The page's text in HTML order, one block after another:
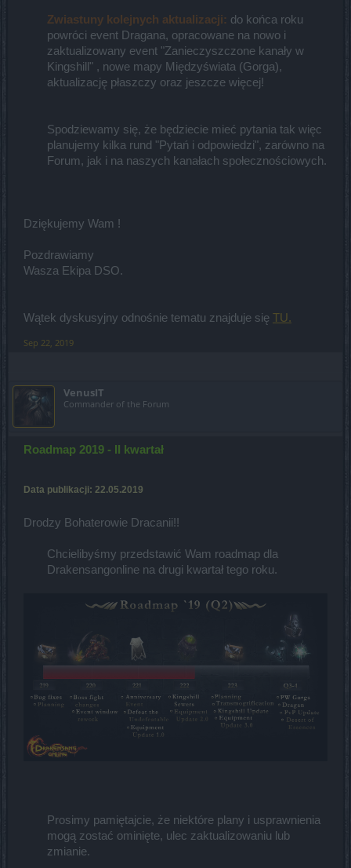
Zwiastuny kolejnych aktualizacji: do końca roku
powróci event Dragana, opracowane na nowo i
zaktualizowany event "Zanieczyszczone kanały w
Kingshill" , nowe mapy Międzyświata (Gorga),
aktualizację płaszczy oraz jeszcze więcej!
Spodziewamy się, że będziecie mieć pytania tak więc
planujemy kilka rund "Pytań i odpowiedzi", zarówno na
Forum, jak i na naszych kanałach społecznościowych.​
Dziękujemy Wam !
Pozdrawiamy
Wasza Ekipa DSO.
Wątek dyskusyjny odnośnie tematu znajduje się TU.
Sep 22, 2019
VenusIT
Commander of the Forum
Roadmap 2019 - II kwartał
Data publikacji: 22.05.2019
Drodzy Bohaterowie Dracanii!!
Chcielibyśmy przedstawić Wam roadmap dla
Drakensangonline na drugi kwartał tego roku.​
Prosimy pamiętajcie, że niektóre plany i usprawnienia
mogą zostać ominięte, ulec zaktualizowaniu lub
zmianie.​